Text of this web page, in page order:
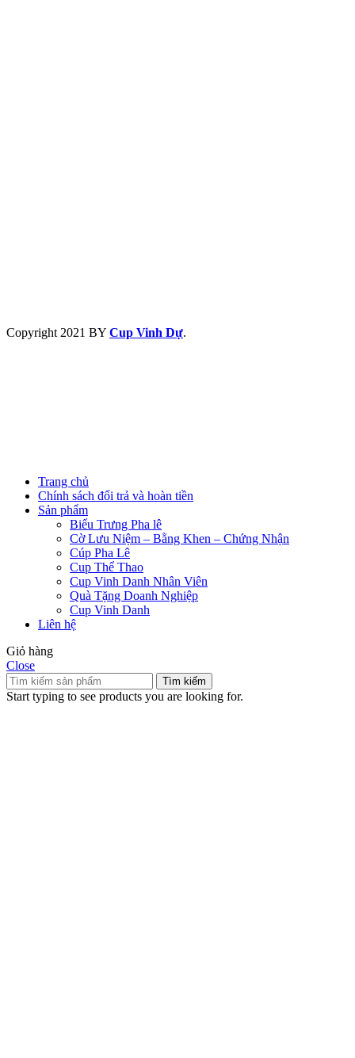
Copyright 2021 BY Cup Vinh Dự.
Trang chủ
Chính sách đổi trả và hoàn tiền
Sản phẩm
Biểu Trưng Pha lê
Cờ Lưu Niệm – Bằng Khen – Chứng Nhận
Cúp Pha Lê
Cup Thể Thao
Cup Vinh Danh Nhân Viên
Quà Tặng Doanh Nghiệp
Cup Vinh Danh
Liên hệ
Giỏ hàng
Close
Tìm kiếm
Start typing to see products you are looking for.